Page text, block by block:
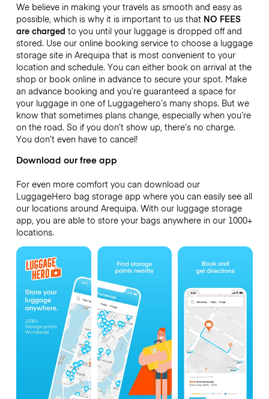
We believe in making your travels as smooth and easy as
possible, which is why it is important to us that NO FEES
are charged to you until your luggage is dropped off and
stored. Use our online booking service to choose a luggage
storage site in Arequipa that is most convenient to your
location and schedule. You can either book on arrival at the
shop or book online in advance to secure your spot. Make
an advance booking and you’re guaranteed a space for
your luggage in one of Luggagehero’s many shops. But we
know that sometimes plans change, especially when you’re
on the road. So if you don’t show up, there’s no charge.
You don’t even have to cancel!
Download our free app
For even more comfort you can download our
LuggageHero bag storage app where you can easily see all
our locations around Arequipa. With our luggage storage
app, you are able to store your bags anywhere in our 1000+
locations.